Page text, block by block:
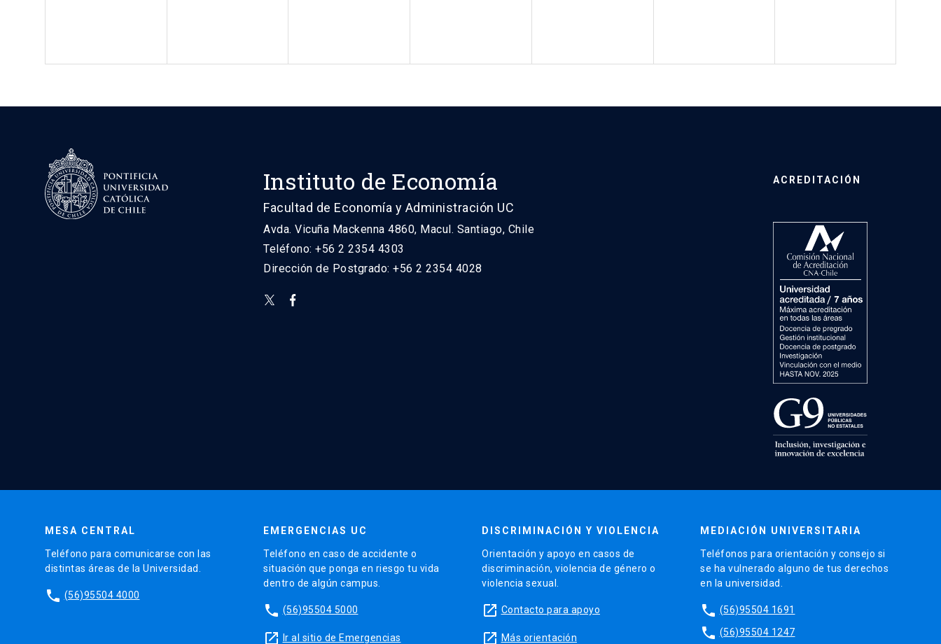
Instituto de Economía
Facultad de Economía y Administración UC
Avda. Vicuña Mackenna 4860, Macul. Santiago, Chile
Teléfono: +56 2 2354 4303
Dirección de Postgrado: +56 2 2354 4028
ACREDITACIÓN
MESA CENTRAL
Teléfono para comunicarse con las
distintas áreas de la Universidad.
phone (56)95504 4000
EMERGENCIAS UC
Teléfono en caso de accidente o
situación que ponga en riesgo tu vida
dentro de algún campus.
phone (56)95504 5000
launch Ir al sitio de Emergencias
DISCRIMINACIÓN Y VIOLENCIA
Orientación y apoyo en casos de
discriminación, violencia de género o
violencia sexual.
launch Contacto para apoyo
launch Más orientación
MEDIACIÓN UNIVERSITARIA
Teléfonos para orientación y consejo si
se ha vulnerado alguno de tus derechos
en la universidad.
phone (56)95504 1691
phone (56)95504 1247